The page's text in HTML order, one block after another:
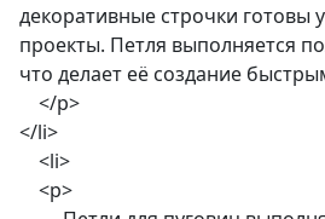
декоративные строчки готовы
проекты. Петля выполняется
что делает её создание
</p>
</li>
<li>
<p>